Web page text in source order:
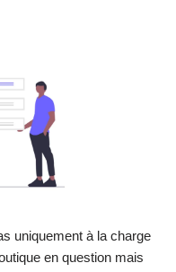
uniquement à la charge
en question mais